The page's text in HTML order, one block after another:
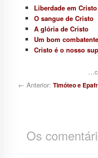
Liberdade em Cristo
O sangue de Cristo
A glória de Cristo
Um bom
Cristo é o nosso
← Anterior: Timóteo e
Os